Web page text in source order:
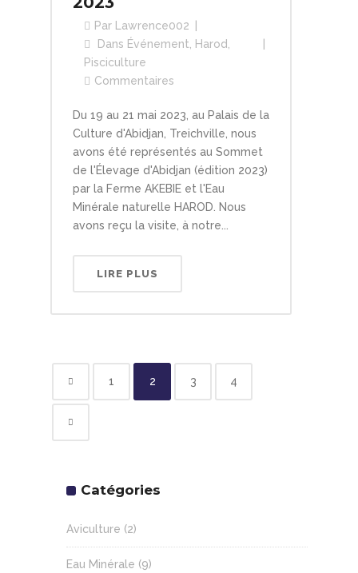
Par
Lawrence002
Dans Événement Harod
Pisciculture
Commentaires
Du 19 au 21 mai 2023, au Palais de la
Culture d'Abidjan, Treichville, nous
avons été représentés au Sommet
de l'Élevage d'Abidjan (édition 2023)
par la Ferme AKEBIE et l'Eau
Minérale naturelle HAROD. Nous
avons reçu la visite, à notre...
LIRE PLUS
1 2 3 4
Catégories
Aviculture (2)
Eau Minérale (9)